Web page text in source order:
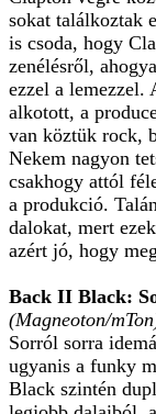
sokat találkoztak
is csoda, hogy
zenélésről,
ezzel a lemezzel.
alkotott, a
van köztük rock,
Nekem nagyon
csakhogy attól
a produkció.
dalokat, mert
azért jó, hogy
Back II Black:
(Magneoton/
Sorról sorra
ugyanis a funky
Black szintén